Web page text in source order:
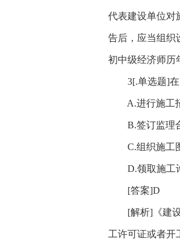
代表建设单位对
告后，应当组织
初中级经济师历
3[.单选题]在
A.进行施工
B.签订监理
C.组织施工
D.领取施工
[答案]D
[解析]《建设
工许可证或者开